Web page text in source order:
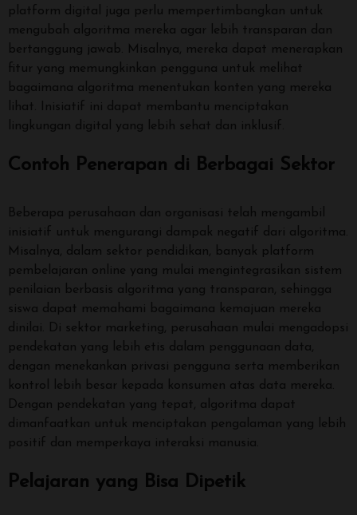
platform digital juga perlu mempertimbangkan untuk
mengubah algoritma mereka agar lebih transparan dan
bertanggung jawab. Misalnya, mereka dapat menerapkan
fitur yang memungkinkan pengguna untuk melihat
bagaimana algoritma menentukan konten yang mereka
lihat. Inisiatif ini dapat membantu menciptakan
lingkungan digital yang lebih sehat dan inklusif.
Contoh Penerapan di Berbagai Sektor
Beberapa perusahaan dan organisasi telah mengambil
inisiatif untuk mengurangi dampak negatif dari algoritma.
Misalnya, dalam sektor pendidikan, banyak platform
pembelajaran online yang mulai mengintegrasikan sistem
penilaian berbasis algoritma yang transparan, sehingga
siswa dapat memahami bagaimana kemajuan mereka
dinilai. Di sektor marketing, perusahaan mulai mengadopsi
pendekatan yang lebih etis dalam penggunaan data,
dengan menekankan privasi pengguna serta memberikan
kontrol lebih besar kepada konsumen atas data mereka.
Dengan pendekatan yang tepat, algoritma dapat
dimanfaatkan untuk menciptakan pengalaman yang lebih
positif dan memperkaya interaksi manusia.
Pelajaran yang Bisa Dipetik